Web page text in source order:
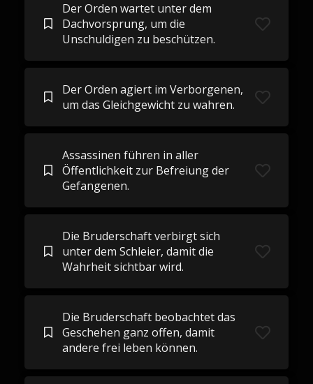
Der Orden wartet unter dem
Dachvorsprung, um die
Unschuldigen zu beschützen.
Der Orden agiert im Verborgenen,
um das Gleichgewicht zu wahren.
Assassinen führen in aller
Öffentlichkeit zur Befreiung der
Gefangenen.
Die Bruderschaft verbirgt sich
unter dem Schleier, damit die
Wahrheit sichtbar wird.
Die Bruderschaft beobachtet das
Geschehen ganz offen, damit
andere frei leben können.